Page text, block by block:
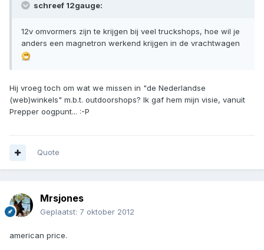
schreef 12gauge:
12v omvormers zijn te krijgen bij veel truckshops, hoe wil je
anders een magnetron werkend krijgen in de vrachtwagen
Hij vroeg toch om wat we missen in "de Nederlandse
(web)winkels" m.b.t. outdoorshops? Ik gaf hem mijn visie, vanuit
Prepper oogpunt... :-P
Quote
Mrsjones
Geplaatst: 7 oktober 2012
american price.